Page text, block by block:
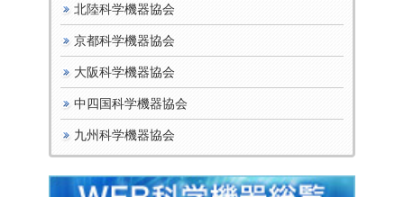
北陸科学機器協会
京都科学機器協会
大阪科学機器協会
中四国科学機器協会
九州科学機器協会